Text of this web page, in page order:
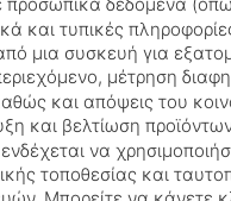
€
και τυπικές
μια συσκευή για
μέτρηση
και απόψεις του
και βελτίωση
να
τοποθεσίας και